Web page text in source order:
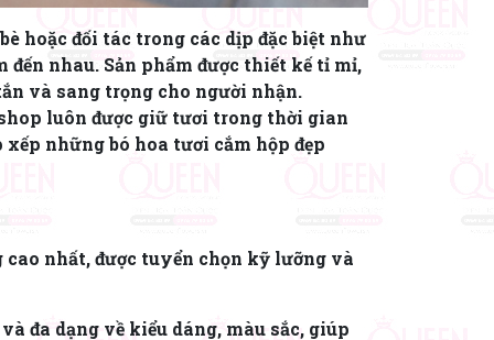
hoặc đối tác trong các dịp đặc biệt như
nhau. Sản phẩm được thiết kế tỉ mỉ,
và sang trọng cho người nhận.
luôn được giữ tươi trong thời gian
những bó hoa tươi cắm hộp đẹp
nhất, được tuyển chọn kỹ lưỡng và
đa dạng về kiểu dáng, màu sắc, giúp